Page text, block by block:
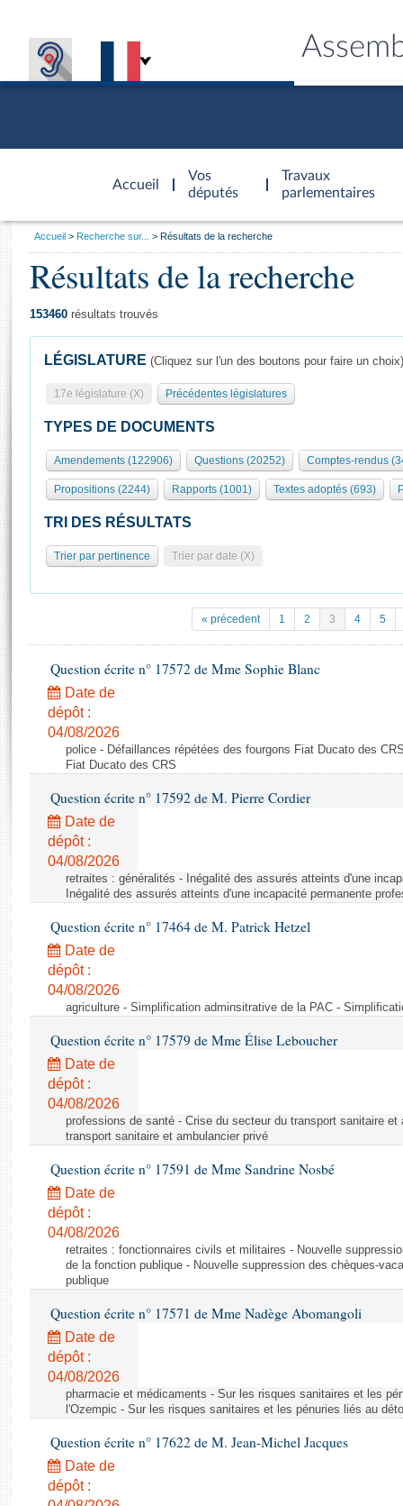
Accueil
d'accueil
Vos
députés
Travaux
parlementaires
Présidence
577 députés
Groupes politiques
Séance publique
Commissions et autres organes
Europe et International
Pétitions
Projets de loi
Propositions de loi
Amendements
Textes adoptés
Rapports législatifs
Rapports sur l'application des lois
Baromètre de l’application des lois
Dossiers législatifs
Budget et sécurité sociale
Questions écrites et orales
Comptes rendus des débats
Général
Rôle et pouvoirs de l'Assemblée
Organisation de l'Assemblée
Présidence Conférence des Présidents Bureau Collège des
Statistiques et chiffres clés
Documents de référence
( Constitution | Règlement de l'Assemblée ... )
Histoire
Juniors
Anciennes législatures
Visiter l'Assemblée
Visite virtuelle du palais Bourbon
Assister à une séance
Contacts et plan d'accès
Photos libres de droit
Vous
Accueil Recherche sur... Résultats de la recherche
Résultats de la recherche
153460 résultats trouvés
LÉGISLATURE (Cliquez sur l'un des boutons pour faire un choix)
17e législature (X) Précédentes législatures
TYPES DE DOCUMENTS
Amendements (122906) Questions (20252) Comptes-rendus
Propositions (2244) Rapports (1001) Textes adoptés (693)
TRI DES RÉSULTATS
Trier par pertinence Trier par date (X)
« précedent 1 2 3 4 5
Question écrite n° 17572 de Mme Sophie Blanc
Date de
dépôt :
04/08/2026
police - Défaillances répétées des fourgons Fiat Ducato des
Fiat Ducato des CRS
Question écrite n° 17592 de M. Pierre Cordier
Date de
dépôt :
04/08/2026
retraites : généralités - Inégalité des assurés atteints d'une
Inégalité des assurés atteints d'une incapacité permanente
Question écrite n° 17464 de M. Patrick Hetzel
Date de
dépôt :
04/08/2026
agriculture - Simplification adminsitrative de la PAC -
Question écrite n° 17579 de Mme Élise Leboucher
Date de
dépôt :
04/08/2026
professions de santé - Crise du secteur du transport sanitaire
transport sanitaire et ambulancier privé
Question écrite n° 17591 de Mme Sandrine Nosbé
Date de
dépôt :
04/08/2026
retraites : fonctionnaires civils et militaires - Nouvelle
de la fonction publique - Nouvelle suppression des chèques-
publique
Question écrite n° 17571 de Mme Nadège Abomangoli
Date de
dépôt :
04/08/2026
pharmacie et médicaments - Sur les risques sanitaires et les
l'Ozempic - Sur les risques sanitaires et les pénuries liés au
Question écrite n° 17622 de M. Jean-Michel Jacques
Date de
dépôt :